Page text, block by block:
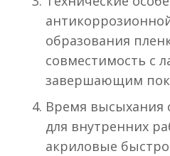
образования
совместимость с
завершающим
Время высыхания
для внутренних
акриловые